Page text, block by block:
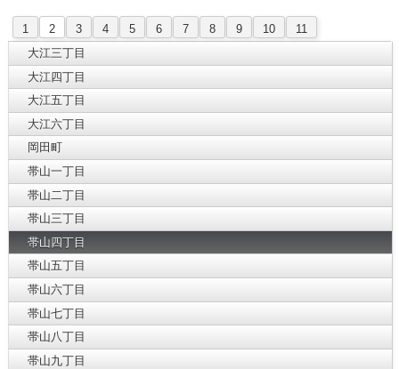
1 2 3 4 5 6 7 8 9 10
11
大江三丁目
大江四丁目
大江五丁目
大江六丁目
岡田町
帯山一丁目
帯山二丁目
帯山三丁目
帯山四丁目
帯山五丁目
帯山六丁目
帯山七丁目
帯山八丁目
帯山九丁目